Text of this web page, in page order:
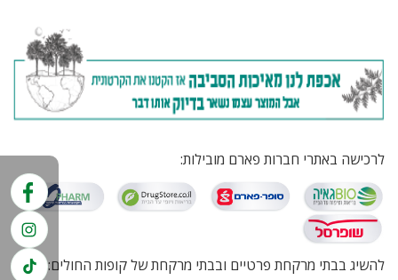
לרכישה באתרי חברות פארם מובילות:
להשיג בבתי מרקחת פרטיים ובבתי מרקחת של קופות החולים: